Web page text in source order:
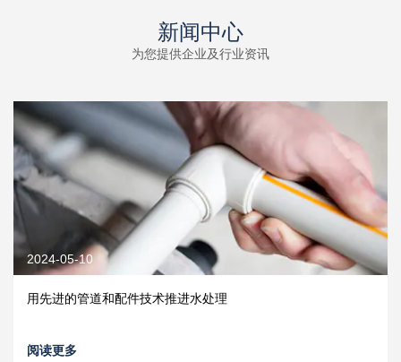
新闻中心
为您提供企业及行业资讯
2024-05-10
用先进的管道和配件技术推进水处理
阅读更多